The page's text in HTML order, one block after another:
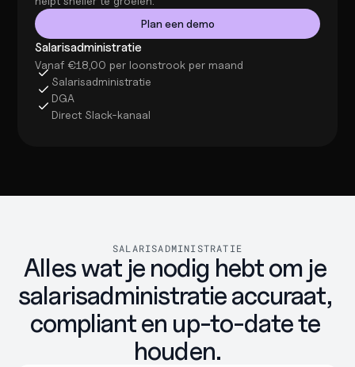
Plan een demo
Salarisadministratie
Vanaf €18,00 per loonstrook per maand
Salarisadministratie
DGA
Direct Slack-kanaal
SALARISADMINISTRATIE
Alles wat je nodig hebt om je
salarisadministratie accuraat,
compliant en up-to-date te
houden.